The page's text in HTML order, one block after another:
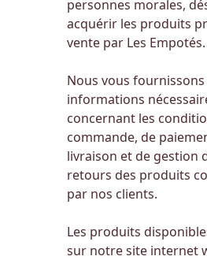
personnes morales,
acquérir les produits
vente par Les Empotés.
Nous vous
informations
concernant les
commande, de
livraison et de gestion
retours des produits
par nos clients.
Les produits
sur notre site internet